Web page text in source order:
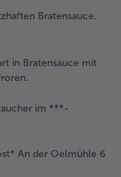
Bratensauce.
in Bratensauce mit
im ***-
An der Oelmühle 6